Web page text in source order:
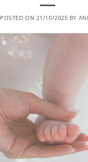
POSTED ON 21/10/2025 BY